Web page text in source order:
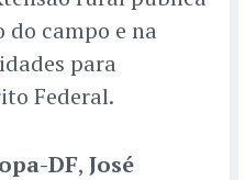
do campo e na
para
Federal.
DF, José